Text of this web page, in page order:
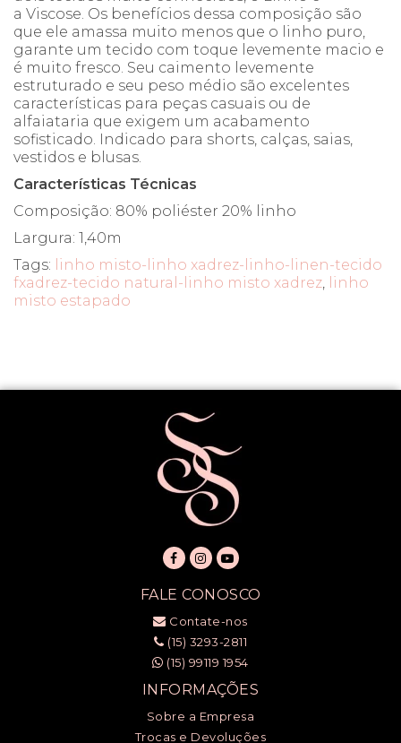
a Viscose. Os benefícios dessa composição são
que ele amassa muito menos que o linho puro,
garante um tecido com toque levemente macio e
é muito fresco. Seu caimento levemente
estruturado e seu peso médio são excelentes
características para peças casuais ou de
alfaiataria que exigem um acabamento
sofisticado. Indicado para shorts, calças, saias,
vestidos e blusas.
Características Técnicas
Composição: 80% poliéster 20% linho
Largura: 1,40m
Tags: linho misto-linho xadrez-linho-linen-tecido
fxadrez-tecido natural-linho misto xadrez, linho
misto estapado
FALE CONOSCO
Contate-nos
(15) 3293-2811
(15) 99119 1954
INFORMAÇÕES
Sobre a Empresa
Trocas e Devoluções